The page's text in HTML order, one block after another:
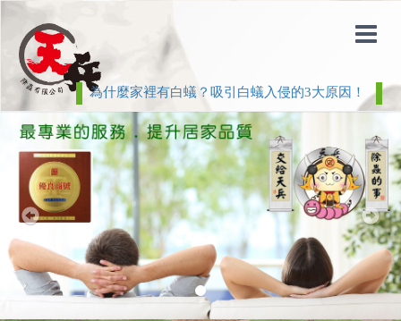
為什麼家裡有白蟻？吸引白蟻入侵的3大原因！ 白
Previous